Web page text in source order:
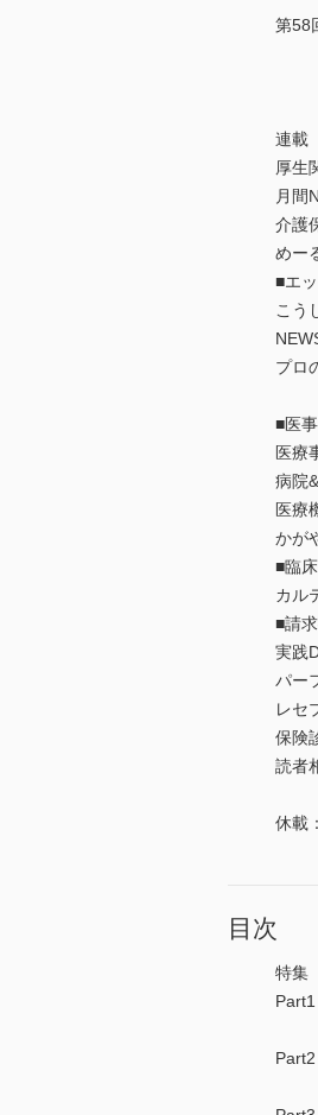
第58
連載
厚生
月間
介護
めー
■エ
こう
プロ
■医
医療
病院
医療
かが
■臨
カル
■請
実践
パー
レセ
保険
読者
休載
目次
特集